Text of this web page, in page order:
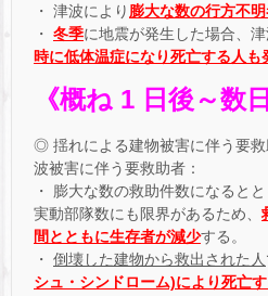
・ 津波により 膨大な数の行方不
・ 冬季に地震が発生した場合、津
時に低体温症になり死亡する人も
《概ね 1 日後～数
◎ 揺れによる建物被害に伴う要
波被害に伴う要救助者：
・ 膨大な数の救助件数になると
実動部隊数にも限界があるため、
間とともに生存者が減少する。
・ 倒壊した建物から救出された人
シュ・シンドローム)により死亡